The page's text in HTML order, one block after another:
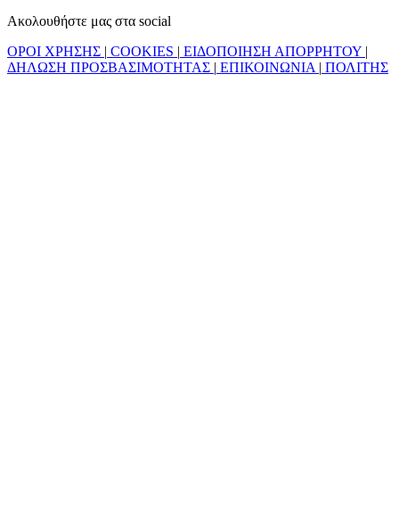
Ακολουθήστε μας στα social
ΟΡΟΙ ΧΡΗΣΗΣ | COOKIES | ΕΙΔΟΠΟΙΗΣΗ ΑΠΟΡΡΗΤΟΥ |
ΔΗΛΩΣΗ ΠΡΟΣΒΑΣΙΜΟΤΗΤΑΣ | ΕΠΙΚΟΙΝΩΝΙΑ | ΠΟΛΙΤΗΣ